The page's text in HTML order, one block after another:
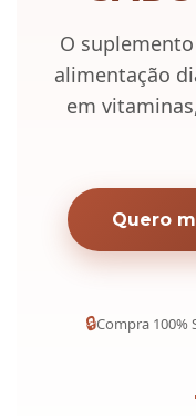
O
alimentação
em
Quero
🔒Compra 100%